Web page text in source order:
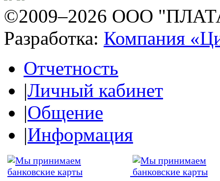
©2009–2026 ООО
Разработка: Компания
Отчетность
|Личный кабинет
|Общение
|Информация